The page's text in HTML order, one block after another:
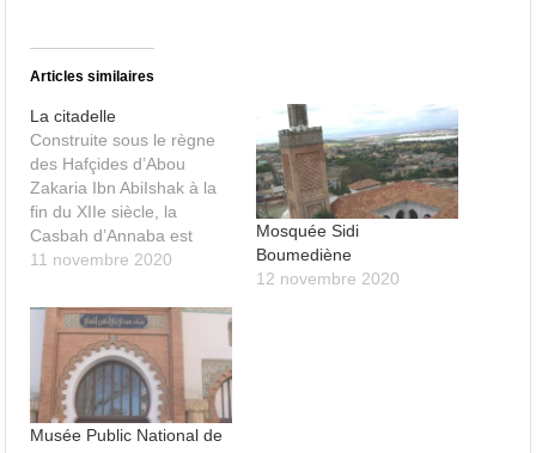
Articles similaires
La citadelle
Construite sous le règne
des Hafçides d’Abou
Zakaria Ibn AbiIshak à la
fin du XIIe siècle, la
Casbah d’Annaba est
située en plein centre de
cité pavée. Autour d’elle,
ont été tissés plusieurs
légendes et mystères.
11 novembre 2020
Mosquée Sidi
Boumediène
12 novembre 2020
Musée Public National de